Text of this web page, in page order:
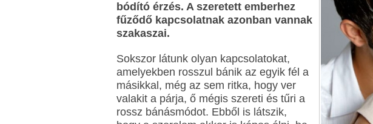
bódító érzés. A szeretett emberhez
fűződő kapcsolatnak azonban vannak
szakaszai.
Sokszor látunk olyan kapcsolatokat,
amelyekben rosszul bánik az egyik fél a
másikkal, még az sem ritka, hogy ver
valakit a párja, ő mégis szereti és tűri a
rossz bánásmódot. Ebből is látszik,